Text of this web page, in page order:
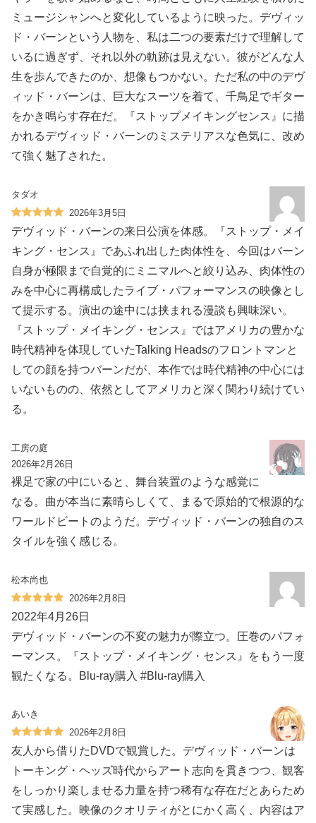
ミュージシャンへと変化しているように映った。デヴィッ
ド・バーンという人物を、私は二つの要素だけで理解して
いるに過ぎず、それ以外の軌跡は見えない。彼がどんな人
生を歩んできたのか、想像もつかない。ただ私の中のデヴ
ィッド・バーンは、巨大なスーツを着て、千鳥足でギター
をかき鳴らす存在だ。『ストップメイキングセンス』に描
かれるデヴィッド・バーンのミステリアスな色気に、改め
て強く魅了された。
タダオ
2026年3月5日
デヴィッド・バーンの来日公演を体感。『ストップ・メイ
キング・センス』であふれ出した肉体性を、今回はバーン
自身が極限まで自覚的にミニマルへと絞り込み、肉体性の
みを中心に再構成したライブ・パフォーマンスの映像とし
て提示する。演出の途中には挟まれる漫談も興味深い。
『ストップ・メイキング・センス』ではアメリカの豊かな
時代精神を体現していたTalking Headsのフロントマンと
しての顔を持つバーンだが、本作では時代精神の中心には
いないものの、依然としてアメリカと深く関わり続けてい
る。
工房の庭
2026年2月26日
裸足で家の中にいると、舞台装置のような感覚に
なる。曲が本当に素晴らしくて、まるで原始的で根源的な
ワールドビートのようだ。デヴィッド・バーンの独自のス
タイルを強く感じる。
松本尚也
2026年2月8日
2022年4月26日
デヴィッド・バーンの不変の魅力が際立つ。圧巻のパフォ
ーマンス。『ストップ・メイキング・センス』をもう一度
観たくなる。Blu-ray購入 #Blu-ray購入
あいき
2026年2月8日
友人から借りたDVDで観賞した。デヴィッド・バーンは
トーキング・ヘッズ時代からアート志向を貫きつつ、観客
をしっかり楽しませる力量を持つ稀有な存在だとあらため
て実感した。映像のクオリティがとにかく高く、内容はア